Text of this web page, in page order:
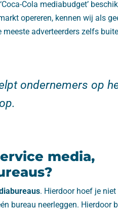
Cola mediabudget’
opereren, kennen wij als
adverteerders zelfs
ondernemers op
media,
. Hierdoor hoef je
bureau neerleggen. Hierdoor